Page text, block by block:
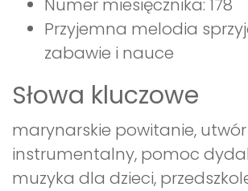
Numer miesięcznika: 178
Przyjemna melodia
zabawie i nauce
Słowa kluczowe
marynarskie powitanie, utwór
instrumentalny, pomoc
muzyka dla dzieci,